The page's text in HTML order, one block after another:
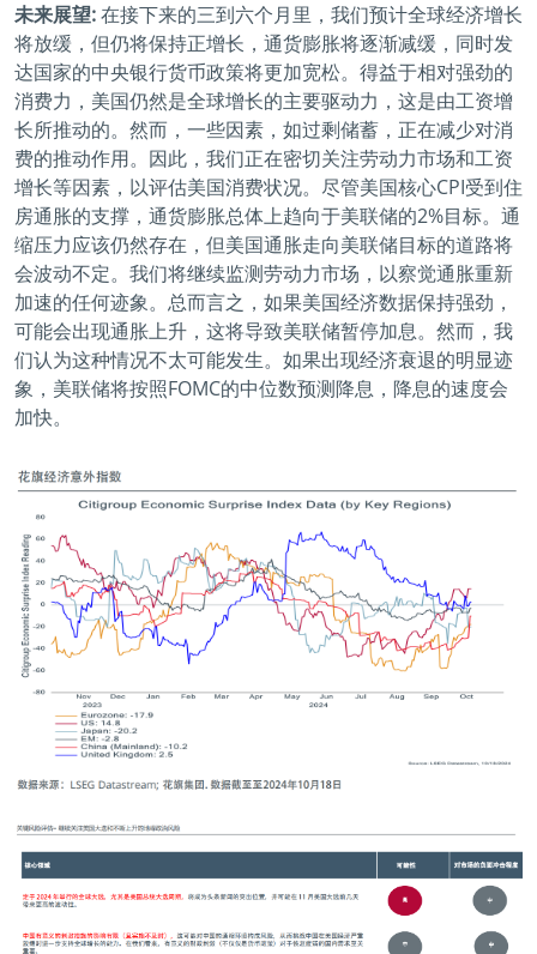
未来展望:在接下来的三到六个月里，我们预计全球经济增长
将放缓，但仍将保持正增长，通货膨胀将逐渐减缓，同时发
达国家的中央银行货币政策将更加宽松。得益于相对强劲的
消费力，美国仍然是全球增长的主要驱动力，这是由工资增
长所推动的。然而，一些因素，如过剩储蓄，正在减少对消
费的推动作用。因此，我们正在密切关注劳动力市场和工资
增长等因素，以评估美国消费状况。尽管美国核心CPI受到住
房通胀的支撑，通货膨胀总体上趋向于美联储的2%目标。通
缩压力应该仍然存在，但美国通胀走向美联储目标的道路将
会波动不定。我们将继续监测劳动力市场，以察觉通胀重新
加速的任何迹象。总而言之，如果美国经济数据保持强劲，
可能会出现通胀上升，这将导致美联储暂停加息。然而，我
们认为这种情况不太可能发生。如果出现经济衰退的明显迹
象，美联储将按照FOMC的中位数预测降息，降息的速度会
加快。